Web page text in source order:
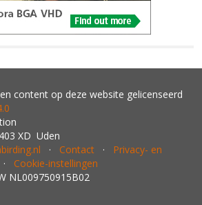
content op deze website gelicenseerd
XD Uden
· Contact · Privacy- en
· Cookie-instellingen
NL009750915B02